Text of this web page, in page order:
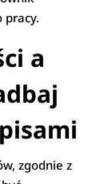
pracy.
a
zgodnie z